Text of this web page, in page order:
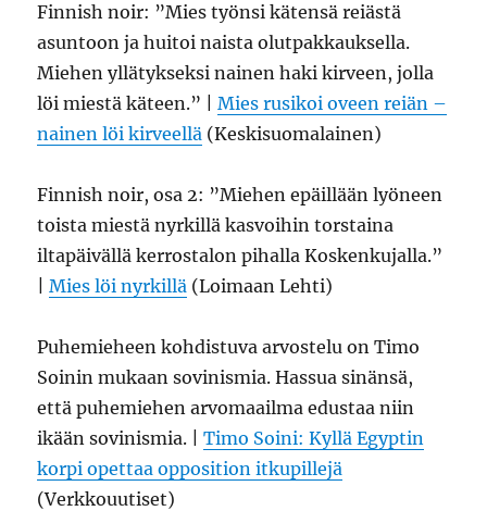
Finnish noir: ”Mies työnsi kätensä reiästä
asuntoon ja huitoi naista olutpakkauksella.
Miehen yllätykseksi nainen haki kirveen, jolla
löi miestä käteen.” |Mies rusikoi oveen reiän –
nainen löi kirveellä (Keskisuomalainen)
Finnish noir, osa 2: ”Miehen epäillään lyöneen
toista miestä nyrkillä kasvoihin torstaina
iltapäivällä kerrostalon pihalla Koskenkujalla.”
|Mies löi nyrkillä (Loimaan Lehti)
Puhemieheen kohdistuva arvostelu on Timo
Soinin mukaan sovinismia. Hassua sinänsä,
että puhemiehen arvomaailma edustaa niin
ikään sovinismia. |Timo Soini: Kyllä Egyptin
korpi opettaa opposition itkupillejä
(Verkkouutiset)